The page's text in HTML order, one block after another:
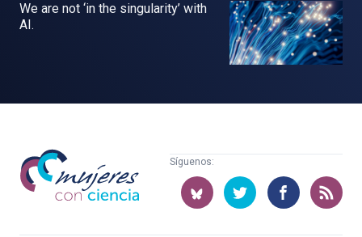
We are not ‘in the singularity’ with
AI.
Mujeres
con
ciencia
Síguenos: